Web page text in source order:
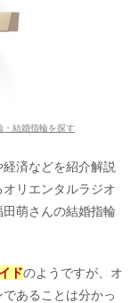
・結婚指輪を探す
済などを紹介解説
リエンタルラジオ
萌さんの結婚指輪
ドのようですが、オ
あることは分かっ